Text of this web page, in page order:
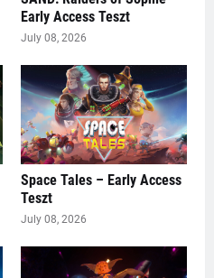
Early Access Teszt
July 08, 2026
Space Tales – Early Access
Teszt
July 08, 2026